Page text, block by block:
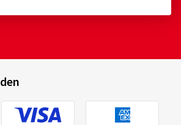
FRONT POLISH
S3 Sportback (8V) Facelift